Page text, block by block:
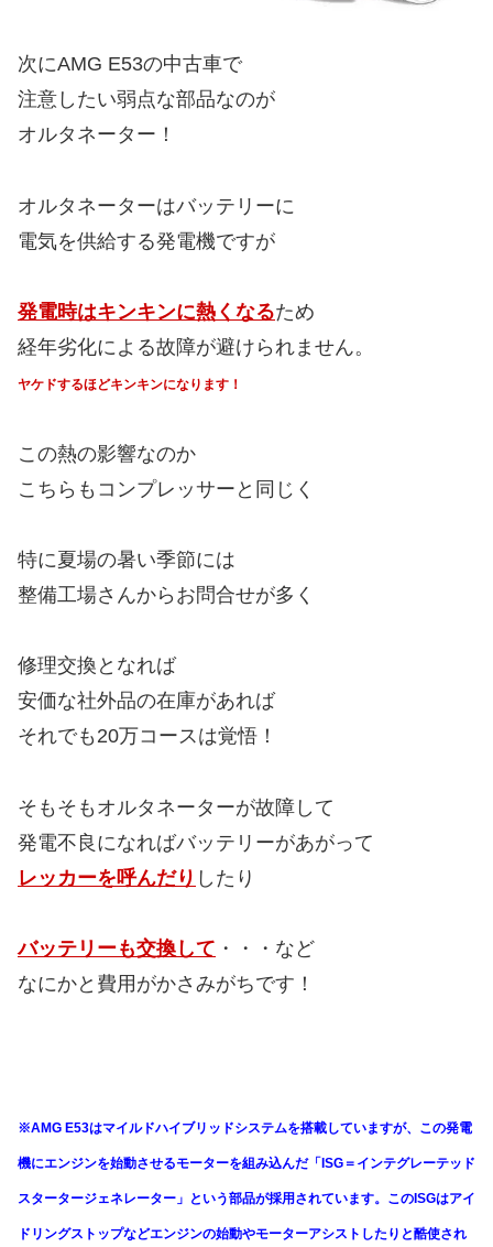
次にAMG E53の中古車で
注意したい弱点な部品なのが
オルタネーター！
オルタネーターはバッテリーに
電気を供給する発電機ですが
発電時はキンキンに熱くなるため
経年劣化による故障が避けられません。
ヤケドするほどキンキンになります！
この熱の影響なのか
こちらもコンプレッサーと同じく
特に夏場の暑い季節には
整備工場さんからお問合せが多く
修理交換となれば
安価な社外品の在庫があれば
それでも20万コースは覚悟！
そもそもオルタネーターが故障して
発電不良になればバッテリーがあがって
レッカーを呼んだり したり
バッテリーも交換して ・・・など
なにかと費用がかさみがちです！
※AMG E53はマイルドハイブリッドシステムを搭載していますが、この発電
機にエンジンを始動させるモーターを組み込んだ「ISG＝インテグレーテッド
スタータージェネレーター」という部品が採用されています。このISGはアイ
ドリングストップなどエンジンの始動やモーターアシストしたりと酷使され